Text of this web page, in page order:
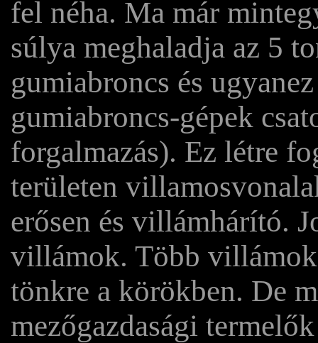
fel néha. Ma már
súlya meghaladja az 5
gumiabroncs és
gumiabroncs-gépek
forgalmazás). Ez létre
területen
erősen és villámhárító.
villámok. Több
tönkre a körökben. De
mezőgazdasági